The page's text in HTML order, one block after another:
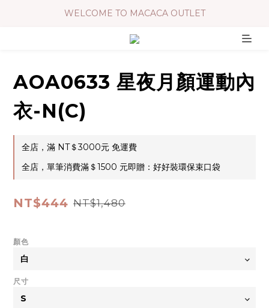
WELCOME TO MACACA OUTLET
AOA0633 星夜月顏運動內
衣-N(C)
全店，滿 NT＄3000元 免運費
全店，單筆消費滿＄1500 元即贈：好好裝環保束口袋
NT$444 NT$1,480
顏色
尺寸